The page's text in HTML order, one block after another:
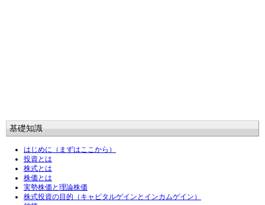
基礎知識
はじめに（まずはここから）
投資とは
株式とは
株価とは
実勢株価と理論株価
株式投資の目的（キャピタルゲインとインカムゲイン）